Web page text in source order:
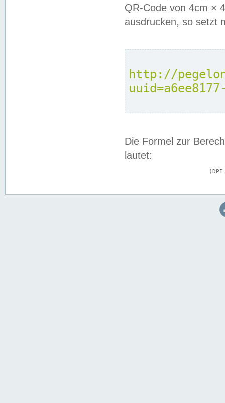
QR-Code von 4cm ×
ausdrucken, so setzt
http://
Die Formel zur
lautet: